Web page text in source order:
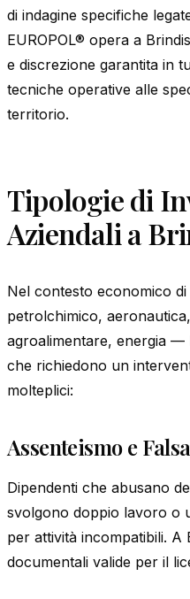
di indagine specifiche
EUROPOL® opera a
e discrezione garantita in
tecniche operative alle
territorio.
Tipologie di
Aziendali a
Nel contesto economico
petrolchimico,
agroalimentare, energia —
che richiedono un
molteplici:
Assenteismo e
Dipendenti che abusano
svolgono doppio lavoro o
per attività incompatibili.
documentali valide per il